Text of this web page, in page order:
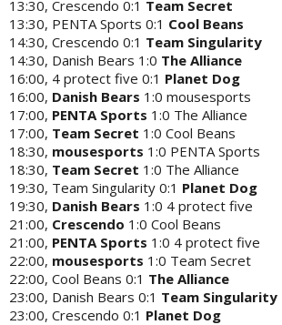
13:30, Crescendo 0:1 Team Secret
13:30, PENTA Sports 0:1 Cool Beans
14:30, Crescendo 0:1 Team Singularity
14:30, Danish Bears 1:0 The Alliance
16:00, 4 protect five 0:1 Planet Dog
16:00, Danish Bears 1:0 mousesports
17:00, PENTA Sports 1:0 The Alliance
17:00, Team Secret 1:0 Cool Beans
18:30, mousesports 1:0 PENTA Sports
18:30, Team Secret 1:0 The Alliance
19:30, Team Singularity 0:1 Planet Dog
19:30, Danish Bears 1:0 4 protect five
21:00, Crescendo 1:0 Cool Beans
21:00, PENTA Sports 1:0 4 protect five
22:00, mousesports 1:0 Team Secret
22:00, Cool Beans 0:1 The Alliance
23:00, Danish Bears 0:1 Team Singularity
23:00, Crescendo 0:1 Planet Dog